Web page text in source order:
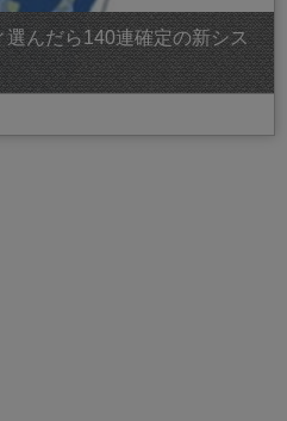
んだら140連確定の新シス